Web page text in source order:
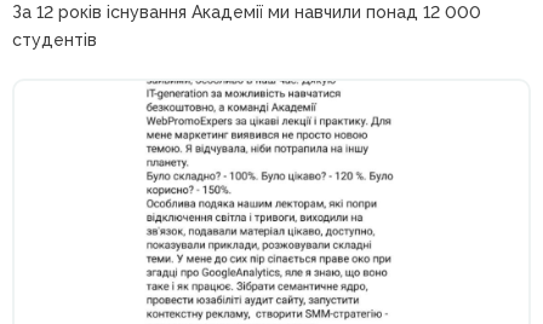
За 12 років існування Академії ми навчили понад 12 000
студентів